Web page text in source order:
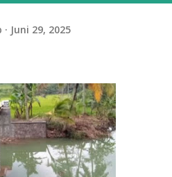
Juni 29, 2025